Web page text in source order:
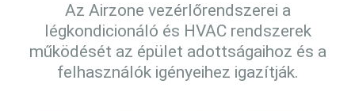
Az Airzone vezérlőrendszerei a
légkondicionáló és HVAC rendszerek
működését az épület adottságaihoz és a
felhasználók igényeihez igazítják.